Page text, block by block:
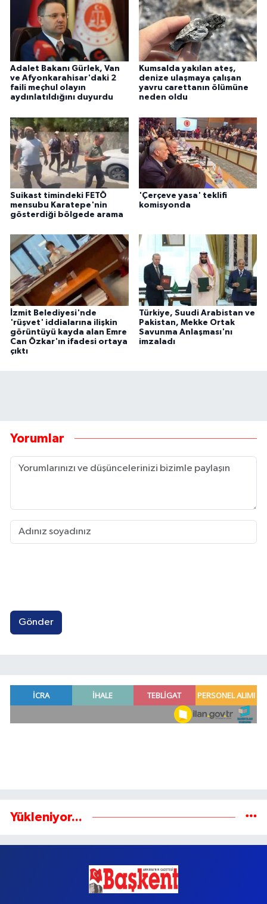
Adalet Bakanı Gürlek, Van
ve Afyonkarahisar'daki 2
faili meçhul olayın
aydınlatıldığını duyurdu
Kumsalda yakılan ateş,
denize ulaşmaya çalışan
yavru carettanın ölümüne
neden oldu
Suikast timindeki FETÖ
mensubu Karatepe'nin
gösterdiği bölgede arama
'Çerçeve yasa' teklifi
komisyonda
İzmit Belediyesi'nde
'rüşvet' iddialarına ilişkin
görüntüyü kayda alan Emre
Can Özkar'ın ifadesi ortaya
çıktı
Türkiye, Suudi Arabistan ve
Pakistan, Mekke Ortak
Savunma Anlaşması'nı
imzaladı
Yorumlar
Gönder
Yükleniyor...